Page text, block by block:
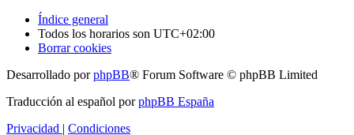
Índice general
Todos los horarios son UTC+02:00
Borrar cookies
Desarrollado porphpBB® Forum Software © phpBB Limited
Traducción al español porphpBB España
Privacidad | Condiciones